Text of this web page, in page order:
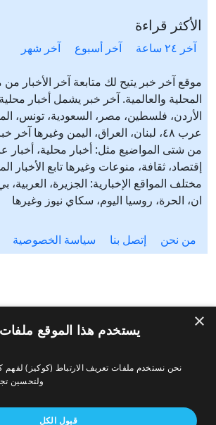
الأكثر قراءة
آخر ٢٤ ساعة آخر أسبوع آخر شهر
موقع آخر خبر يتيح لك متابعة آخر الأخبار
المحلية والعالمية. آخر خبر يشمل أخبار
الأردن، فلسطين، مصر، السعودية، تونس،
عرب ٤٨، لبنان، العراق، اليمن وغيرها آخر
من شتى المواضيع مثل: أخبار محلية، أخبار
إقتصاد، ثقافة، منوعات وغيرها تابع الأخبار
مختلف المواقع الإخبارية: الجزيرة،
ان، الحرة، روسيا اليوم، سكاي نيوز وغيرها
من نحن إتصل بنا سياسة الخصوصية
×
يستخدم هذا الموقع
نحن نستخدم ملفات تعريف الارتباط (كوكيز) لفهم
ولتحسين
قبول الكل